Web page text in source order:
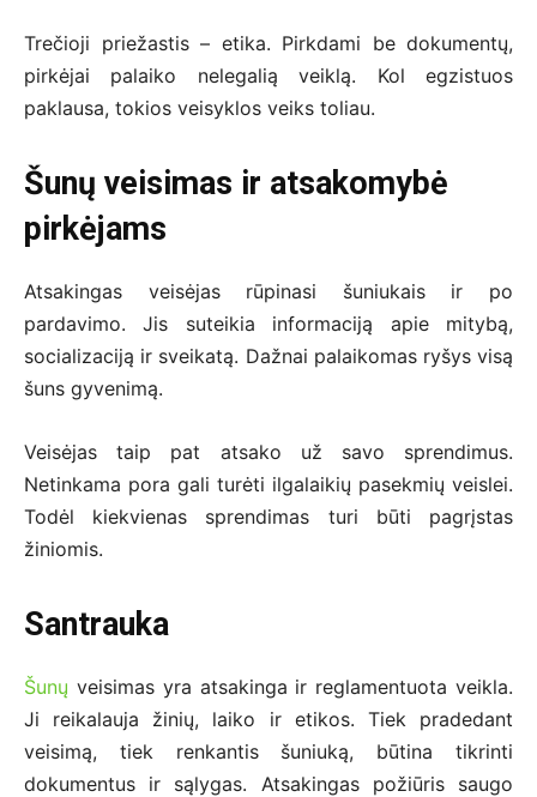
Trečioji priežastis – etika. Pirkdami be dokumentų,
pirkėjai palaiko nelegalią veiklą. Kol egzistuos
paklausa, tokios veisyklos veiks toliau.
Šunų veisimas ir atsakomybė
pirkėjams
Atsakingas veisėjas rūpinasi šuniukais ir po
pardavimo. Jis suteikia informaciją apie mitybą,
socializaciją ir sveikatą. Dažnai palaikomas ryšys visą
šuns gyvenimą.
Veisėjas taip pat atsako už savo sprendimus.
Netinkama pora gali turėti ilgalaikių pasekmių veislei.
Todėl kiekvienas sprendimas turi būti pagrįstas
žiniomis.
Santrauka
Šunų veisimas yra atsakinga ir reglamentuota veikla.
Ji reikalauja žinių, laiko ir etikos. Tiek pradedant
veisimą, tiek renkantis šuniuką, būtina tikrinti
dokumentus ir sąlygas. Atsakingas požiūris saugo